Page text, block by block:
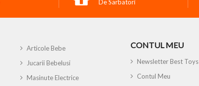
De Sarbatori
Articole Bebe
Jucarii Bebelusi
Masinute Electrice
CONTUL MEU
Newsletter Best Toys
Contul Meu